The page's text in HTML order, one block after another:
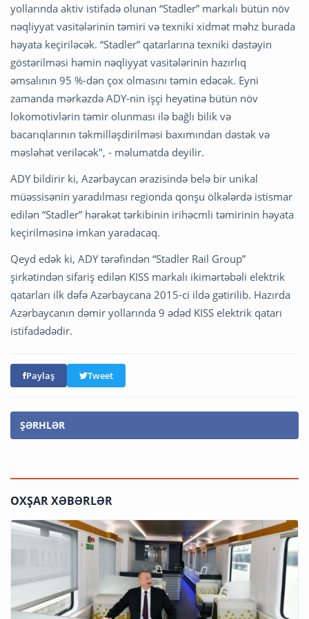
yollarında aktiv istifadə olunan “Stadler” markalı bütün növ
nəqliyyat vasitələrinin təmiri və texniki xidmət məhz burada
həyata keçiriləcək. “Stadler” qatarlarına texniki dəstəyin
göstərilməsi həmin nəqliyyat vasitələrinin hazırlıq
əmsalının 95 %-dən çox olmasını təmin edəcək. Eyni
zamanda mərkəzdə ADY-nin işçi heyətinə bütün növ
lokomotivlərin təmir olunması ilə bağlı bilik və
bacarıqlarının təkmilləşdirilməsi baxımından dəstək və
məsləhət veriləcək", - məlumatda deyilir.
ADY bildirir ki, Azərbaycan ərazisində belə bir unikal
müəssisənin yaradılması regionda qonşu ölkələrdə istismar
edilən “Stadler” hərəkət tərkibinin irihəcmli təmirinin həyata
keçirilməsinə imkan yaradacaq.
Qeyd edək ki, ADY tərəfindən “Stadler Rail Group”
şirkətindən sifariş edilən KISS markalı ikimərtəbəli elektrik
qatarları ilk dəfə Azərbaycana 2015-ci ildə gətirilib. Hazırda
Azərbaycanın dəmir yollarında 9 ədəd KISS elektrik qatarı
istifadədədir.
Paylaş Tweet
ŞƏRHLƏR
OXŞAR XƏBƏRLƏR